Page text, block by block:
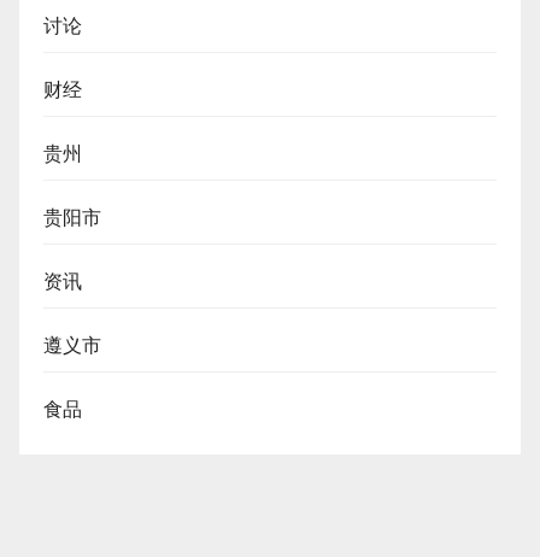
讨论
财经
贵州
贵阳市
资讯
遵义市
食品